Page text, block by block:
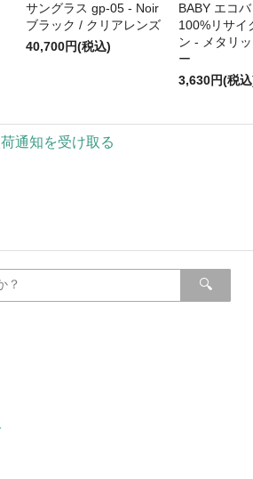
サングラス gp-05 - Noir
ブラック / クリアレンズ
40,700円(税込)
BABY エコ
100%リサイ
ン - メタリ
ー
3,630円(税